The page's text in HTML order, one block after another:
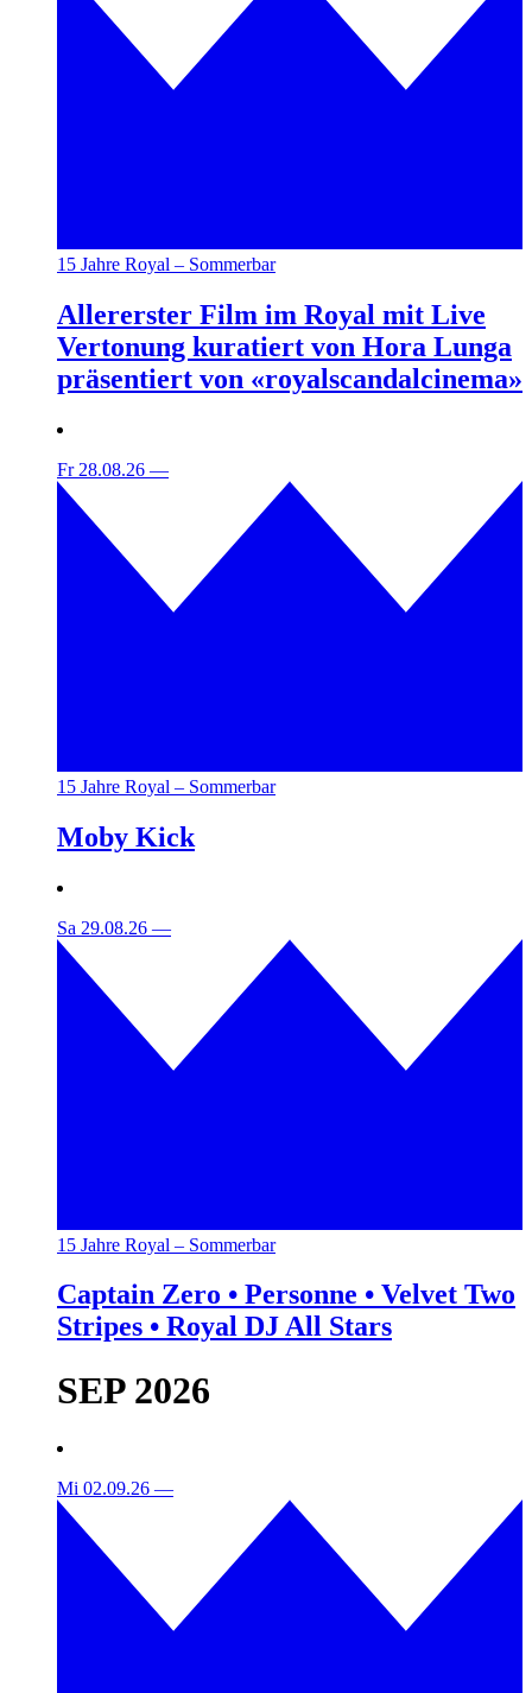
15 Jahre Royal – Sommerbar
Allererster Film im Royal mit Live
Vertonung kuratiert von Hora Lunga
präsentiert von «royalscandalcinema»
Fr 28.08.26 —
15 Jahre Royal – Sommerbar
Moby Kick
Sa 29.08.26 —
15 Jahre Royal – Sommerbar
Captain Zero • Personne • Velvet Two
Stripes • Royal DJ All Stars
SEP 2026
Mi 02.09.26 —